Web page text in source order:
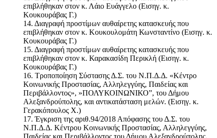
επιβλήθηκαν στον κ. Λάιο Ευάγγελο (Εισηγ. κ.
Κουκουράβας Γ.)
14. Διαγραφή προστίμων αυθαίρετης κατασκευής που
επιβλήθηκαν στον κ. Κουκουλομάτη Κωνσταντίνο (Εισηγ. κ.
Κουκουράβας Γ.)
15. Διαγραφή προστίμων αυθαίρετης κατασκευής που
επιβλήθηκαν στον κ. Καρακασίδη Περικλή (Εισηγ. κ.
Κουκουράβας Γ.)
16. Τροποποίηση Σύστασης Δ.Σ. του Ν.Π.Δ.Δ. «Κέντρο
Κοινωνικής Προστασίας, Αλληλεγγύης, Παιδείας και
Περιβάλλοντος», »ΠΟΛΥΚΟΙΝΩΝΙΚΟ”, του Δήμου
Αλεξανδρούπολης, και αντικατάσταση μελών. (Εισηγ. κ.
Γερακόπουλος Χ.)
17. Έγκριση της αριθ.94/2018 Απόφασης του Δ.Σ. του
Ν.Π.Δ.Δ. Κέντρου Κοινωνικής Προστασίας, Αλληλεγγύης,
Παιδείας και Περιβάλλοντος του Δήμου Αλεξανδρούπολης,